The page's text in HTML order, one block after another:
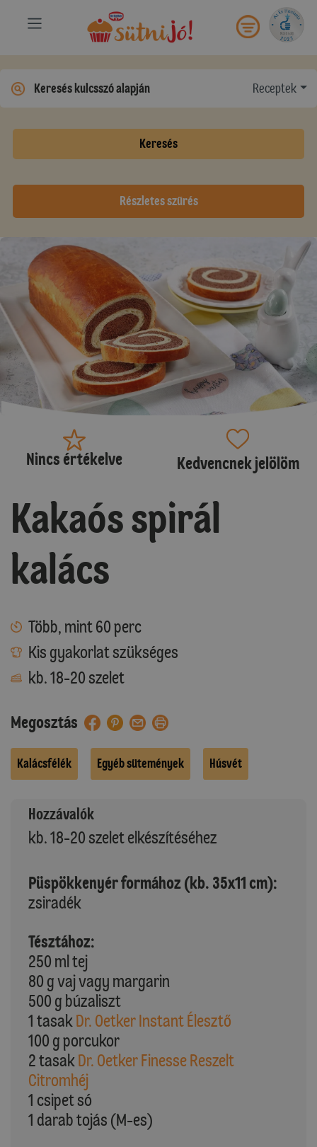
Receptek
Keresés
Részletes szűrés
Nincs értékelve Kedvencnek jelölöm
Kakaós spirál
kalács
Több, mint 60 perc
Kis gyakorlat szükséges
kb. 18-20 szelet
Megosztás
Kalácsfélék Egyéb sütemények Húsvét
Hozzávalók
kb. 18-20 szelet elkészítéséhez
Püspökkenyér formához (kb. 35x11 cm):
zsiradék
Tésztához:
250 ml tej
80 g vaj vagy margarin
500 g búzaliszt
1 tasak Dr. Oetker Instant Élesztő
100 g porcukor
2 tasak Dr. Oetker Finesse Reszelt
Citromhéj
1 csipet só
1 darab tojás (M-es)